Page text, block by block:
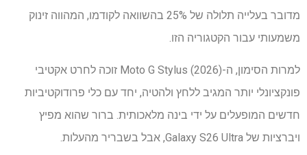
מדובר בעלייה תלולה של 25% בהשוואה לקודמו, המהווה זינוק
משמעותי עבור הקטגוריה הזו.
למרות הסימון, ה-Moto G Stylus (2026) זוכה לחרט אקטיבי
פונקציונלי יותר המגיב ללחץ ולהטיה, יחד עם כלי פרודוקטיביות
חדשים המופעלים על ידי בינה מלאכותית. ברור שהוא מפיץ
ויברציות של Galaxy S26 Ultra, אבל בשבריר מהעלות.